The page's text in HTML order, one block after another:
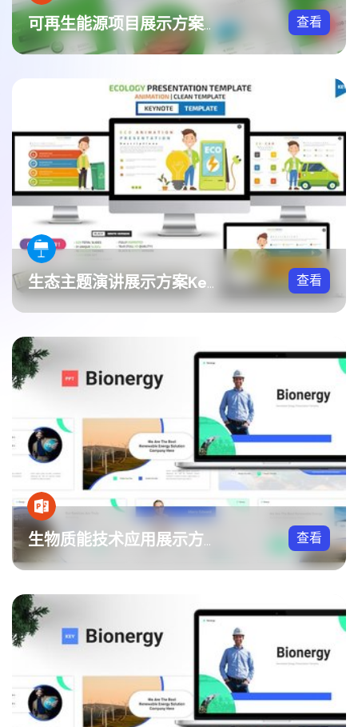
可再生能源项目展示方案PPT模板 查看
生态主题演讲展示方案Keynote模板 查看
生物质能技术应用展示方案PPT模板 查看